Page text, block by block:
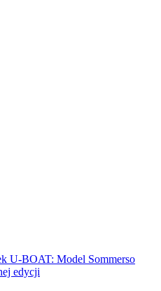
U-BOAT: Model Sommerso
edycji